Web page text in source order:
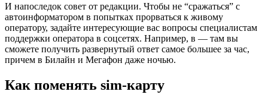
И напоследок совет от редакции. Чтобы не “сражаться” с
автоинформатором в попытках прорваться к живому
оператору, задайте интересующие вас вопросы специалистам
поддержки оператора в соцсетях. Например, в — там вы
сможете получить развернутый ответ самое большее за час,
причем в Билайн и Мегафон даже ночью.
Как поменять sim-карту